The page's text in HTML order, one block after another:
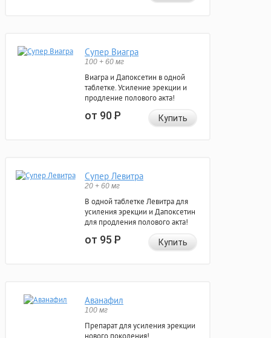
Супер Виагра
100 + 60 мг
Виагра и Дапоксетин в одной
таблетке. Усиление эрекции и
продление полового акта!
от 90Р Купить
Супер Левитра
20 + 60 мг
В одной таблетке Левитра для
усиления эрекции и Дапоксетин
для продления полового акта!
от 95Р Купить
Аванафил
100 мг
Препарат для усиления эрекции